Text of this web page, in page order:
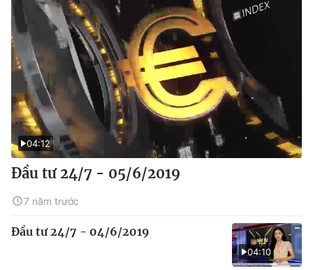
04:12
Đầu tư 24/7 - 05/6/2019
7 năm trước
04:10
Đầu tư 24/7 - 04/6/2019